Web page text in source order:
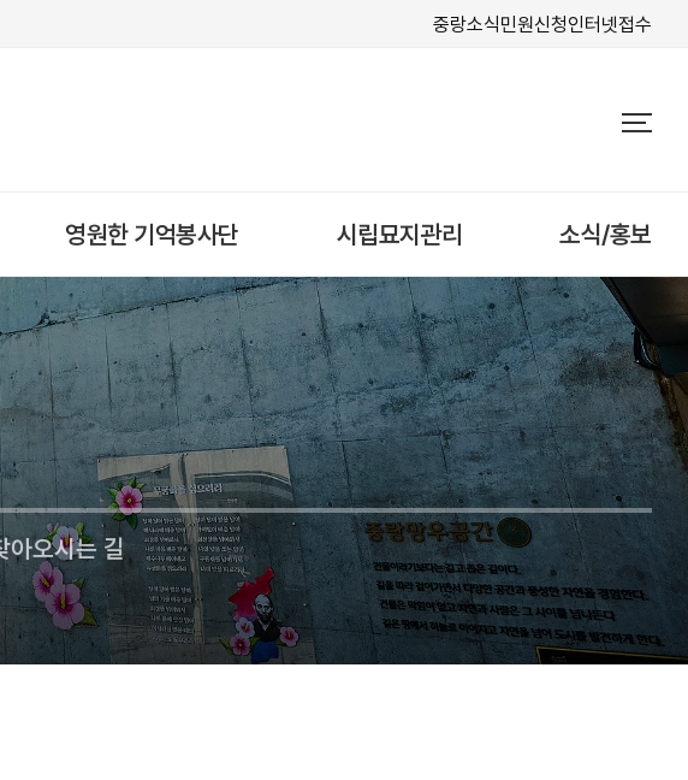
중랑소식민원신청인터넷접수
영원한 기억봉사단 시립묘지관리 소식/홍보
아오시는 길